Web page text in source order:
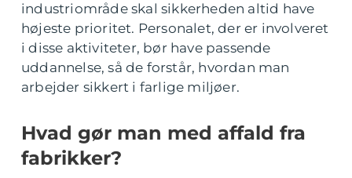
industriområde skal sikkerheden altid have
højeste prioritet. Personalet, der er involveret
i disse aktiviteter, bør have passende
uddannelse, så de forstår, hvordan man
arbejder sikkert i farlige miljøer.
Hvad gør man med affald fra
fabrikker?